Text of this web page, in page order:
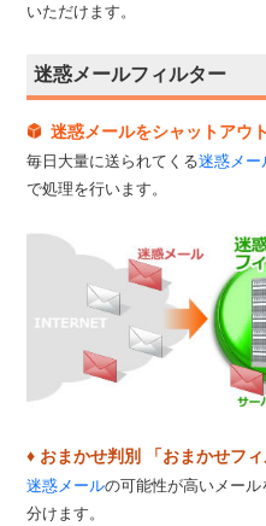
いただけます。
迷惑メールフィルター
迷惑メールをシャットアウ
毎日大量に送られてくる迷惑メー
で処理を行います。
♦ おまかせ判別 「おまかせフィ
迷惑メールの可能性が高いメー
分けます。